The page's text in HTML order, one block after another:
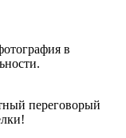
в
переговорый